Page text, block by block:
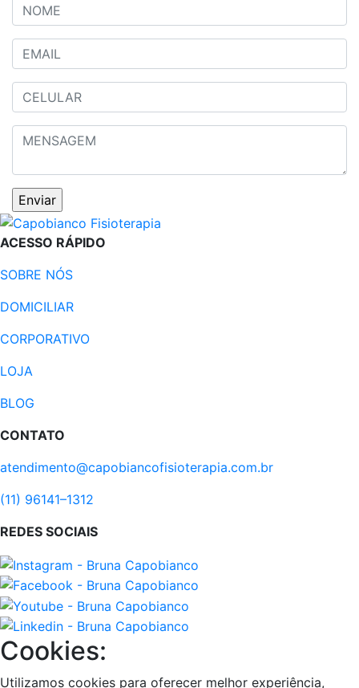
ACESSO RÁPIDO
SOBRE NÓS
DOMICILIAR
CORPORATIVO
LOJA
BLOG
CONTATO
atendimento@capobiancofisioterapia.com.br
(11) 96141–1312
REDES SOCIAIS
Cookies:
Utilizamos cookies para oferecer melhor experiência,